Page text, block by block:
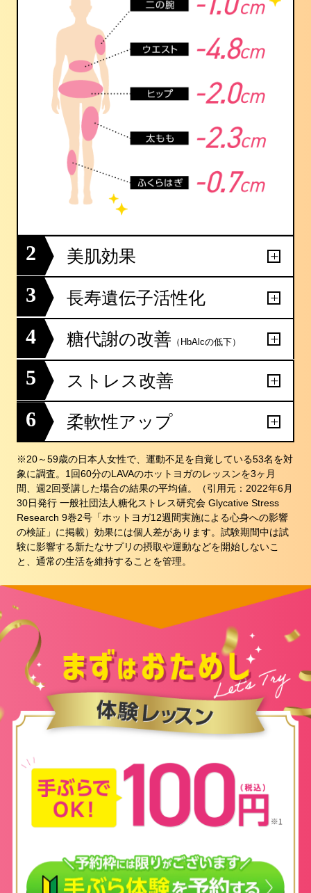
2 美肌効果
3 長寿遺伝子活性化
4 糖代謝の改善 （HbAlcの低下）
5 ストレス改善
6 柔軟性アップ
※20～59歳の日本人女性で、運動不足を自覚している53名を対
象に調査。1回60分のLAVAのホットヨガのレッスンを3ヶ月
間、週2回受講した場合の結果の平均値。（引用元：2022年6月
30日発行 一般社団法人糖化ストレス研究会 Glycative Stress
Research 9巻2号「ホットヨガ12週間実施による心身への影響
の検証」に掲載）効果には個人差があります。試験期間中は試
験に影響する新たなサプリの摂取や運動などを開始しないこ
と、通常の生活を維持することを管理。